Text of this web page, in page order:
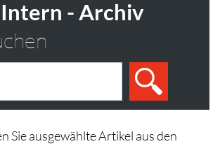
- Archiv
Sie ausgewählte Artikel aus den